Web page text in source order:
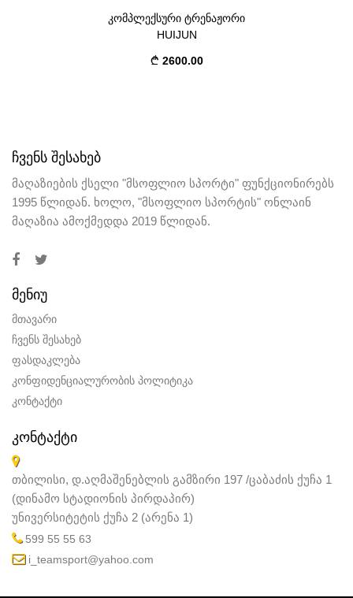
კომპლექსური ტრენაჟორი
HUIJUN
2600.00
ᲩᲕᲔᲜᲡ ᲨᲔᲡᲐᲮᲔᲑ
მაღაზიების ქსელი "მსოფლიო სპორტი" ფუნქციონირებს
1995 წლიდან. ხოლო, "მსოფლიო სპორტის" ონლაინ
მაღაზია ამოქმედდა 2019 წლიდან.
ᲛᲔᲜᲘᲣ
მთავარი
ჩვენს შესახებ
ფასდაკლება
კონფიდენციალურობის პოლიტიკა
კონტაქტი
ᲙᲝᲜᲢᲐᲥᲢᲘ
თბილისი, დ.აღმაშენებლის გამზირი 197 /ცაბაძის ქუჩა 1
(დინამო სტადიონის პირდაპირ)
უნივერსიტეტის ქუჩა 2 (არენა 1)
599 55 55 63
i_teamsport@yahoo.com